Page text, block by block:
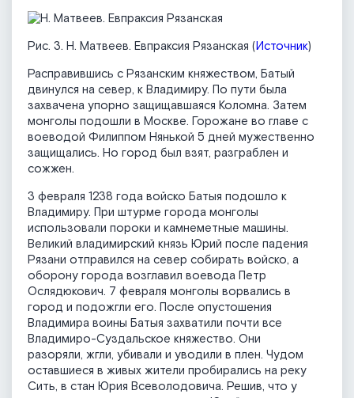
Рис. 3. Н. Матвеев. Евпраксия Рязанская (Источник)
Расправившись с Рязанским княжеством, Батый
двинулся на север, к Владимиру. По пути была
захвачена упорно защищавшаяся Коломна. Затем
монголы подошли в Москве. Горожане во главе с
воеводой Филиппом Нянькой 5 дней мужественно
защищались. Но город был взят, разграблен и
сожжен.
3 февраля 1238 года войско Батыя подошло к
Владимиру. При штурме города монголы
использовали пороки и камнеметные машины.
Великий владимирский князь Юрий после падения
Рязани отправился на север собирать войско, а
оборону города возглавил воевода Петр
Ослядюкович. 7 февраля монголы ворвались в
город и подожгли его. После опустошения
Владимира воины Батыя захватили почти все
Владимиро-Суздальское княжество. Они
разоряли, жгли, убивали и уводили в плен. Чудом
оставшиеся в живых жители пробирались на реку
Сить, в стан Юрия Всеволодовича. Решив, что у